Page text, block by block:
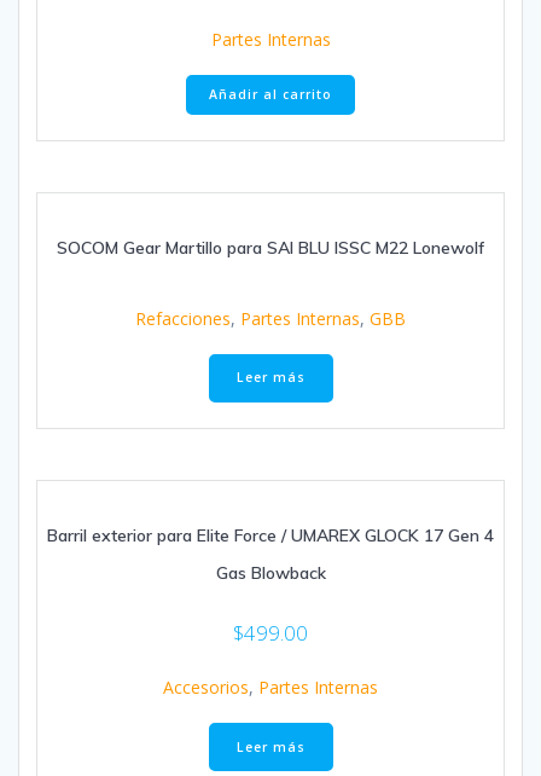
Partes Internas
Añadir al carrito
SOCOM Gear Martillo para SAI BLU ISSC M22 Lonewolf
Refacciones, Partes Internas, GBB
Leer más
Barril exterior para Elite Force / UMAREX GLOCK 17 Gen 4
Gas Blowback
$499.00
Accesorios, Partes Internas
Leer más